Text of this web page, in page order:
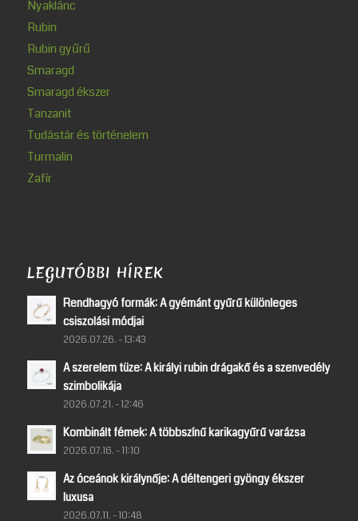
Nyaklánc
Rubin
Rubin gyűrű
Smaragd
Smaragd ékszer
Tanzanit
Tudástár és történelem
Turmalin
Zafír
LEGUTÓBBI HÍREK
Rendhagyó formák: A gyémánt gyűrű különleges
csiszolási módjai
2026.07.26. - 13:43
A szerelem tüze: A királyi rubin drágakő és a szenvedély
szimbolikája
2026.07.21. - 12:46
Kombinált fémek: A többszínű karikagyűrű varázsa
2026.07.16. - 11:10
Az óceánok királynője: A déltengeri gyöngy ékszer
luxusa
2026.07.11. - 10:48